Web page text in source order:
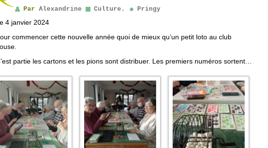
Par Alexandrine Culture . Pringy
4 janvier 2024
commencer cette nouvelle année quoi de mieux qu’un petit loto au club
partie les cartons et les pions sont distribuer. Les premiers numéros sortent…